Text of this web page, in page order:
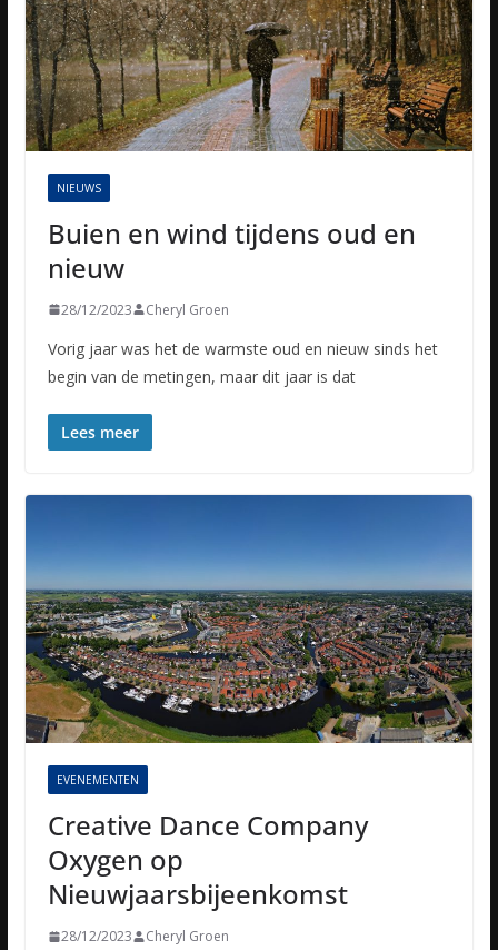
NIEUWS
Buien en wind tijdens oud en
nieuw
28/12/2023 Cheryl Groen
Vorig jaar was het de warmste oud en nieuw sinds het
begin van de metingen, maar dit jaar is dat
Lees meer
EVENEMENTEN
Creative Dance Company
Oxygen op
Nieuwjaarsbijeenkomst
28/12/2023 Cheryl Groen